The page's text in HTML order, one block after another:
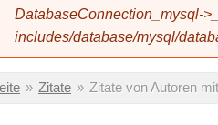
DatabaseConnection_mysql-
includes/database/mysql/
hier
» Zitate » Zitate von Autoren